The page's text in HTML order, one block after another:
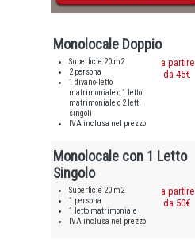
Monolocale Doppio
Superficie 20 m2
2 persona
1 divano-letto
matrimoniale o 1 letto
matrimoniale o 2 letti
singoli
IVA inclusa nel prezzo
a partire
da 45€
Monolocale con 1 Letto
Singolo
Superficie 20 m2
1 persona
1 letto matrimoniale
IVA inclusa nel prezzo
a partire
da 50€